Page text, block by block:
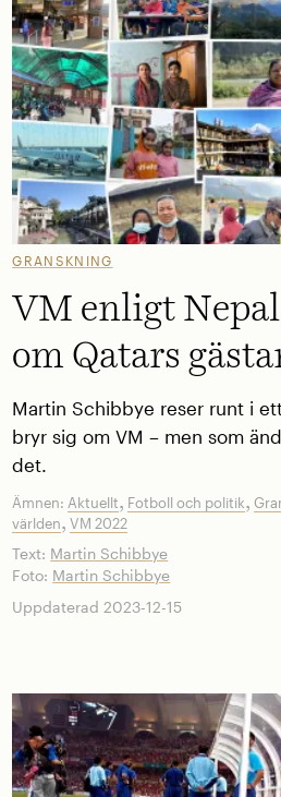
GRANSKNING
VM enligt
om Qatars
Martin Schibbye reser runt i
bryr sig om VM – men som
det.
Ämnen: Aktuellt, Fotboll och politik,
världen,VM 2022
Text: Martin Schibbye
Foto: Martin Schibbye
Uppdaterad 2023-12-15